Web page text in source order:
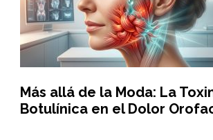
Más allá de la Moda: La
Botulínica en el Dolor